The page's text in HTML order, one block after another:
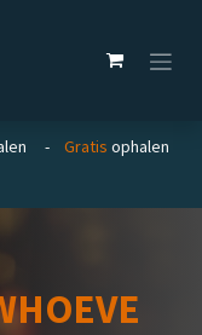
- Gratis ophalen